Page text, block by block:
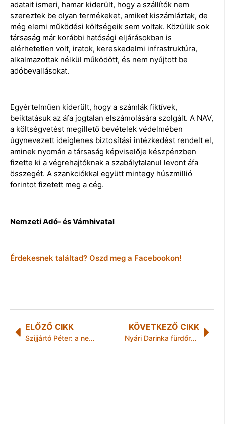
adatait ismeri, hamar kiderült, hogy a szállítók nem
szereztek be olyan termékeket, amiket kiszámláztak, de
még elemi működési költségeik sem voltak. Közülük sok
társaság már korábbi hatósági eljárásokban is
elérhetetlen volt, iratok, kereskedelmi infrastruktúra,
alkalmazottak nélkül működött, és nem nyújtott be
adóbevallásokat.
Egyértelműen kiderült, hogy a számlák fiktívek,
beiktatásuk az áfa jogtalan elszámolására szolgált. A NAV,
a költségvetést megillető bevételek védelmében
úgynevezett ideiglenes biztosítási intézkedést rendelt el,
aminek nyomán a társaság képviselője készpénzben
fizette ki a végrehajtóknak a szabálytalanul levont áfa
összegét. A szankciókkal együtt mintegy húszmillió
forintot fizetett meg a cég.
Nemzeti Adó- és Vámhivatal
Érdekesnek találtad? Oszd meg a Facebookon!
ELŐZŐ CIKK
Szijjártó Péter: a nemzetközi közösség legfőbb feladata a regionális fegyveres konfliktusok békés rendezése
KÖVETKEZŐ CIKK
Nyári Darinka fürdőruhában